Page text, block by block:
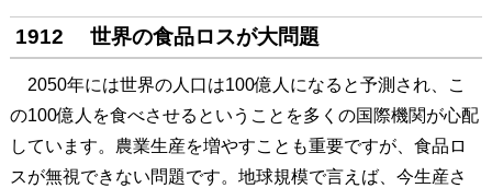
1912 世界の食品ロスが大問題
2050年には世界の人口は100億人になると予測され、こ
の100億人を食べさせるということを多くの国際機関が心配
しています。農業生産を増やすことも重要ですが、食品ロ
スが無視できない問題です。地球規模で言えば、今生産さ